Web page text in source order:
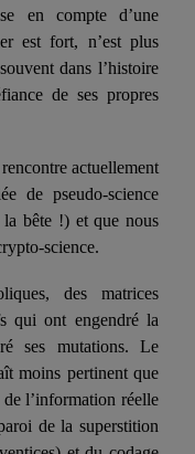
en compte d’une
est fort, n’est plus
dans l’histoire
de ses propres
actuellement
de pseudo-science
la bête !) et que nous
science.
des matrices
qui ont engendré la
ses mutations. Le
moins pertinent que
l’infor­mation réelle
de la super­stition